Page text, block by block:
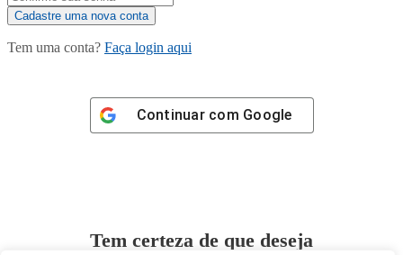
Tem uma conta? Faça login aqui
Continuar com Google
Tem certeza de que deseja